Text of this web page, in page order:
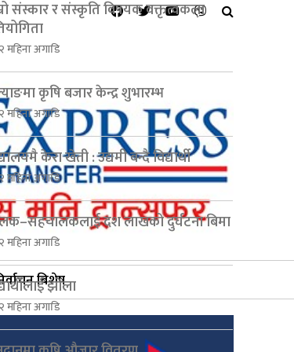
बिशेष
संस्कार र संस्कृति विषयक वक्तृत्वकला
२ महिना अगाडि
कृषि बजार केन्द्र शुभारम्भ
२ महिना अगाडि
केरा खेती : उद्यमी बन्दै विद्यार्थी
महिना अगाडि
दश लाखको दुर्घटना बिमा
२ महिना अगाडि
झोला
२ महिना अगाडि